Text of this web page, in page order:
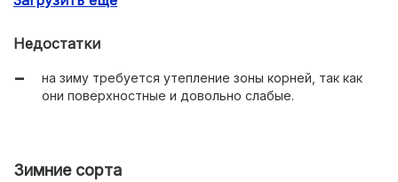
Недостатки
на зиму требуется утепление зоны корней, так как
они поверхностные и довольно слабые.
Зимние сорта